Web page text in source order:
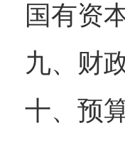
国有资
九、财
十、预